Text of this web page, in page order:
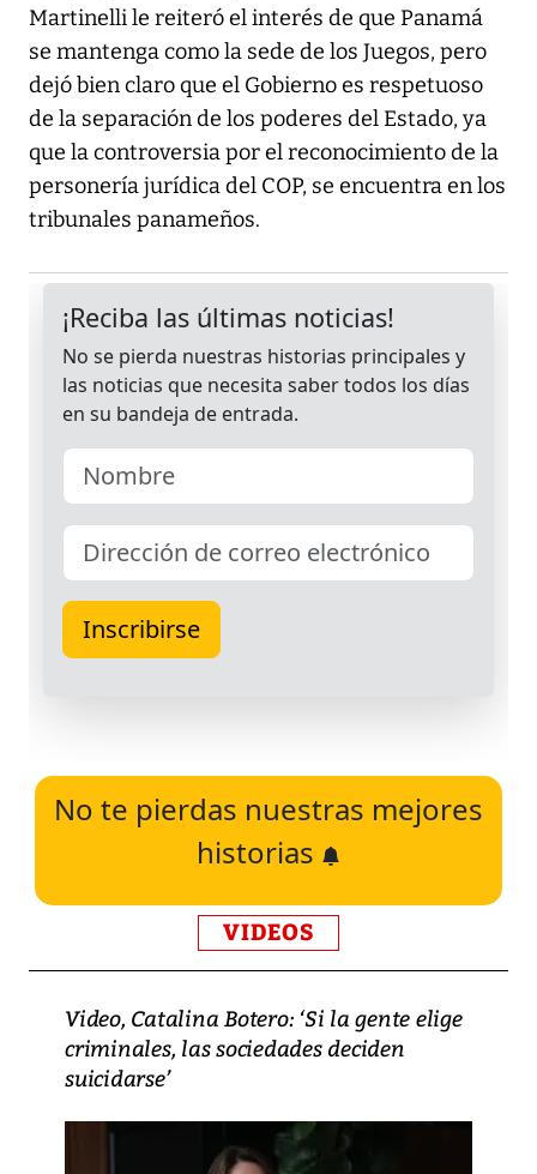
Martinelli le reiteró el interés de que Panamá
se mantenga como la sede de los Juegos, pero
dejó bien claro que el Gobierno es respetuoso
de la separación de los poderes del Estado, ya
que la controversia por el reconocimiento de la
personería jurídica del COP, se encuentra en los
tribunales panameños.
No te pierdas nuestras mejores
historias
VIDEOS
Video, Catalina Botero: ‘Si la gente elige
criminales, las sociedades deciden
suicidarse’